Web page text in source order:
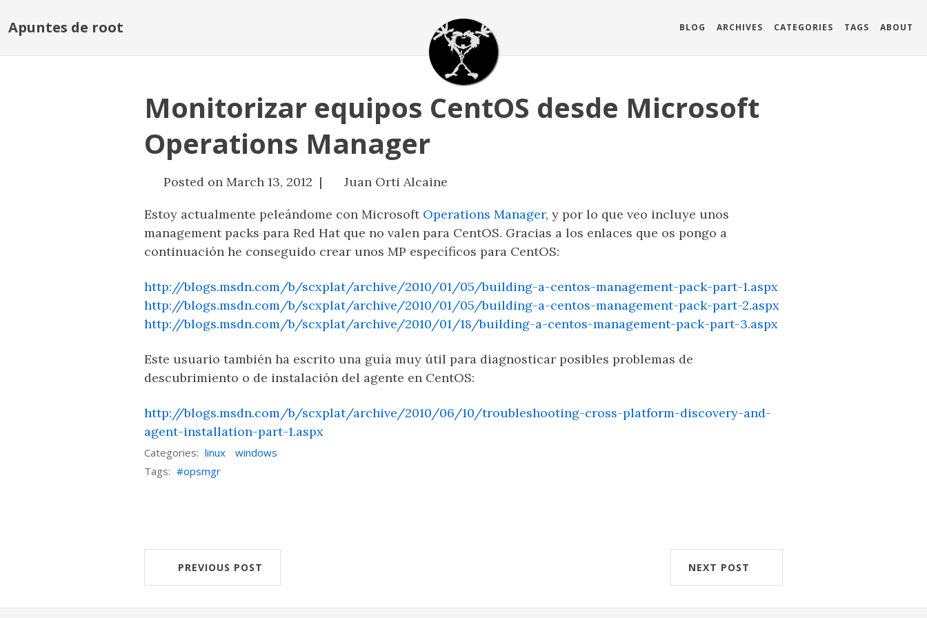
Apuntes de root BLOG ARCHIVES CATEGORIES TAGS ABOUT
Monitorizar equipos CentOS desde Microsoft
Operations Manager
Posted on March 13, 2012 | Juan Orti Alcaine
Estoy actualmente peleándome con Microsoft Operations Manager, y por lo que veo incluye unos
management packs para Red Hat que no valen para CentOS. Gracias a los enlaces que os pongo a
continuación he conseguido crear unos MP específicos para CentOS:
http://blogs.msdn.com/b/scxplat/archive/2010/01/05/building-a-centos-management-pack-part-1.aspx
http://blogs.msdn.com/b/scxplat/archive/2010/01/05/building-a-centos-management-pack-part-2.aspx
http://blogs.msdn.com/b/scxplat/archive/2010/01/18/building-a-centos-management-pack-part-3.aspx
Este usuario también ha escrito una guía muy útil para diagnosticar posibles problemas de
descubrimiento o de instalación del agente en CentOS:
http://blogs.msdn.com/b/scxplat/archive/2010/06/10/troubleshooting-cross-platform-discovery-and-
agent-installation-part-1.aspx
Categories: linux
windows
Tags:
opsmgr
PREVIOUS POST NEXT POST